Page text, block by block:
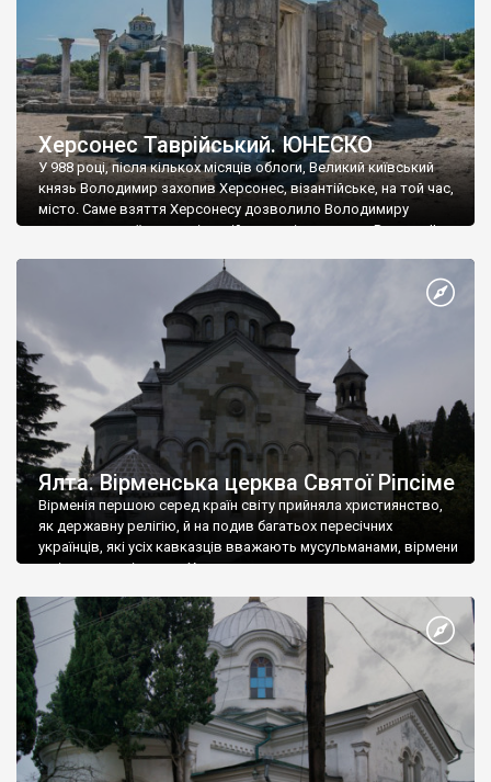
Херсонес Таврійський. ЮНЕСКО
У 988 році, після кількох місяців облоги, Великий київський
князь Володимир захопив Херсонес, візантійське, на той час,
місто. Саме взяття Херсонесу дозволило Володимиру
диктувати свої умови візантійському імператору Василю ІІ, та
Херсонесі Володимир-язичник, став Василем-християнином.
А потім було Хрещення Русі. На честь Херсонесу Таврійського
Ялта. Вірменська церква Святої Ріпсіме
Вірменія першою серед країн світу прийняла християнство,
як державну релігію, й на подив багатьох пересічних
українців, які усіх кавказців вважають мусульманами, вірмени
є відданими вірянами Христа